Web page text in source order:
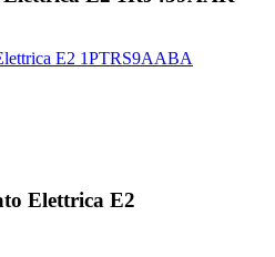
Elettrica E2